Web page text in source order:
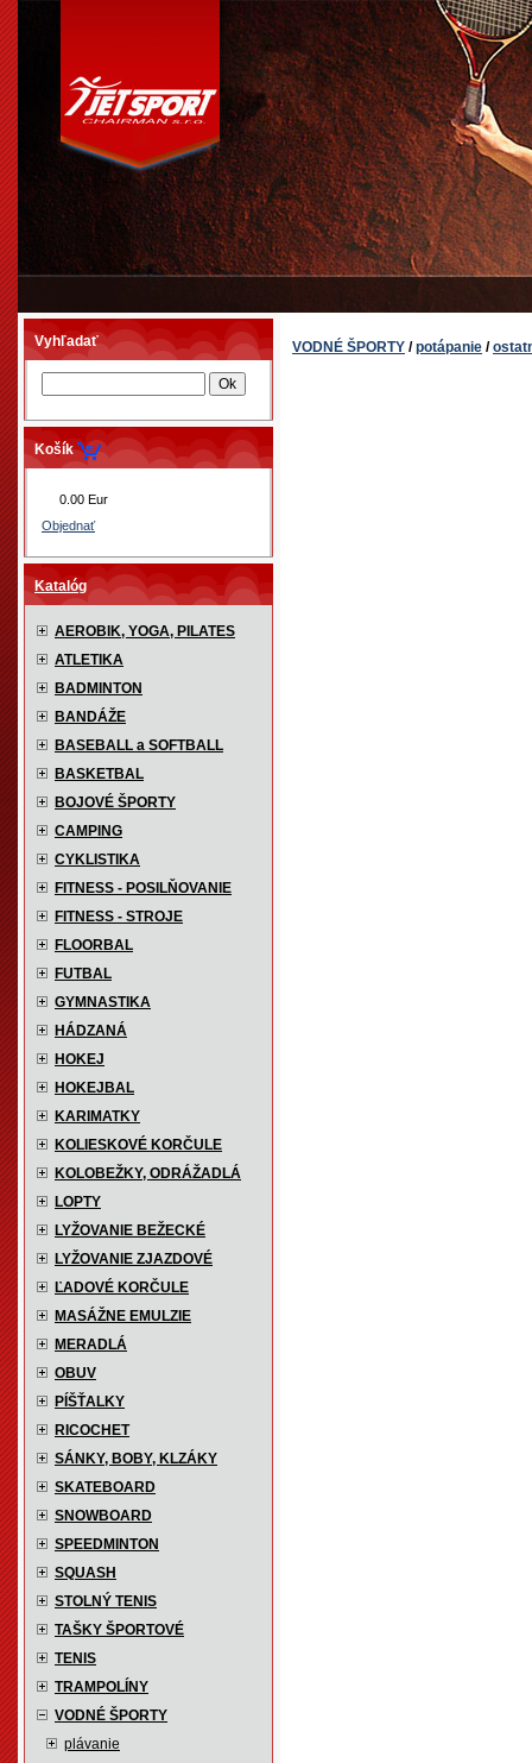
Vyhľadať
Košík
0.00 Eur
Objednať
Katalóg
AEROBIK, YOGA, PILATES
ATLETIKA
BADMINTON
BANDÁŽE
BASEBALL a SOFTBALL
BASKETBAL
BOJOVÉ ŠPORTY
CAMPING
CYKLISTIKA
FITNESS - POSILŇOVANIE
FITNESS - STROJE
FLOORBAL
FUTBAL
GYMNASTIKA
HÁDZANÁ
HOKEJ
HOKEJBAL
KARIMATKY
KOLIESKOVÉ KORČULE
KOLOBEŽKY, ODRÁŽADLÁ
LOPTY
LYŽOVANIE BEŽECKÉ
LYŽOVANIE ZJAZDOVÉ
ĽADOVÉ KORČULE
MASÁŽNE EMULZIE
MERADLÁ
OBUV
PÍŠŤALKY
RICOCHET
SÁNKY, BOBY, KLZÁKY
SKATEBOARD
SNOWBOARD
SPEEDMINTON
SQUASH
STOLNÝ TENIS
TAŠKY ŠPORTOVÉ
TENIS
TRAMPOLÍNY
VODNÉ ŠPORTY
plávanie
VODNÉ ŠPORTY /potápanie /